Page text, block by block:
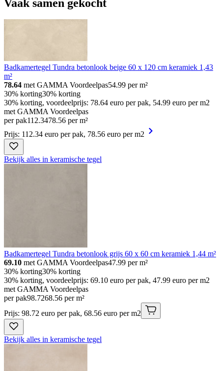
Vaak samen gekocht
Badkamertegel Tundra betonlook beige 60 x 120 cm keramiek 1,43
m²
78.64 met GAMMA Voordeelpas54.99 per m²
30% korting30% korting
30% korting, voordeelprijs: 78.64 euro per pak, 54.99 euro per m2
met GAMMA Voordeelpas
per pak112.3478.56 per m²
Prijs: 112.34 euro per pak, 78.56 euro per m2
Bekijk alles in keramische tegel
Badkamertegel Tundra betonlook grijs 60 x 60 cm keramiek 1,44 m²
69.10 met GAMMA Voordeelpas47.99 per m²
30% korting30% korting
30% korting, voordeelprijs: 69.10 euro per pak, 47.99 euro per m2
met GAMMA Voordeelpas
per pak98.7268.56 per m²
Prijs: 98.72 euro per pak, 68.56 euro per m2
Bekijk alles in keramische tegel